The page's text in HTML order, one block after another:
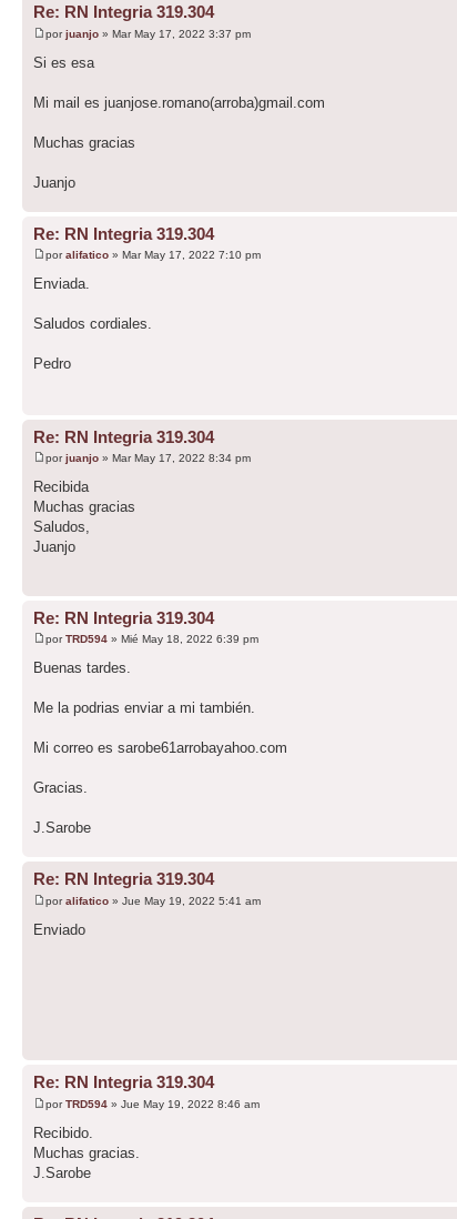
Re: RN Integria 319.304
porjuanjo » Mar May 17, 2022 3:37 pm
Si es esa
Mi mail es juanjose.romano(arroba)gmail.com
Muchas gracias
Juanjo
Re: RN Integria 319.304
poralifatico » Mar May 17, 2022 7:10 pm
Enviada.
Saludos cordiales.
Pedro
Re: RN Integria 319.304
porjuanjo » Mar May 17, 2022 8:34 pm
Recibida
Muchas gracias
Saludos,
Juanjo
Re: RN Integria 319.304
porTRD594 » Mié May 18, 2022 6:39 pm
Buenas tardes.
Me la podrias enviar a mi también.
Mi correo es sarobe61arrobayahoo.com
Gracias.
J.Sarobe
Re: RN Integria 319.304
poralifatico » Jue May 19, 2022 5:41 am
Enviado
Re: RN Integria 319.304
porTRD594 » Jue May 19, 2022 8:46 am
Recibido.
Muchas gracias.
J.Sarobe